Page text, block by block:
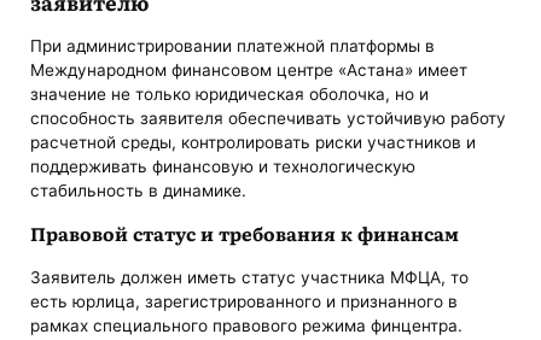
При администрировании платежной платформы в
Международном финансовом центре «Астана» имеет
значение не только юридическая оболочка, но и
способность заявителя обеспечивать устойчивую работу
расчетной среды, контролировать риски участников и
поддерживать финансовую и технологическую
стабильность в динамике.
Правовой статус и требования к финансам
Заявитель должен иметь статус участника МФЦА, то
есть юрлица, зарегистрированного и признанного в
рамках специального правового режима финцентра.